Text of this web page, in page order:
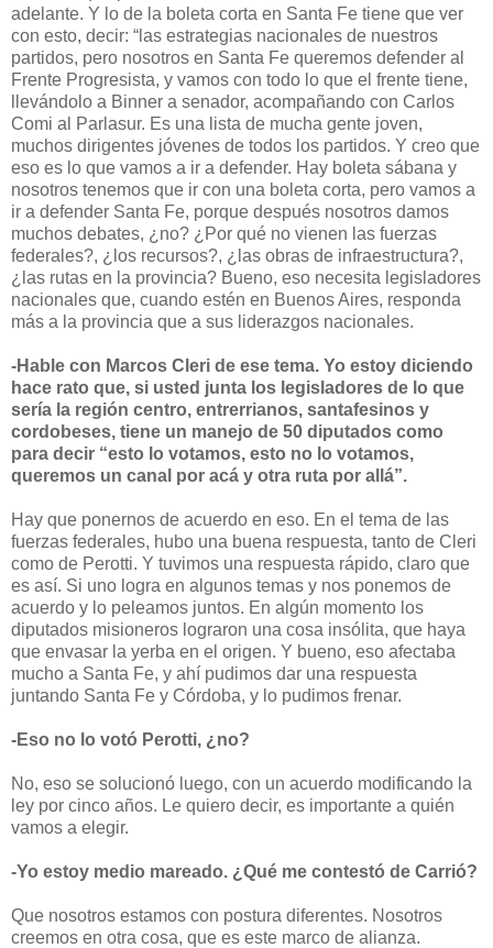
adelante. Y lo de la boleta corta en Santa Fe tiene que ver
con esto, decir: “las estrategias nacionales de nuestros
partidos, pero nosotros en Santa Fe queremos defender al
Frente Progresista, y vamos con todo lo que el frente tiene,
llevándolo a Binner a senador, acompañando con Carlos
Comi al Parlasur. Es una lista de mucha gente joven,
muchos dirigentes jóvenes de todos los partidos. Y creo que
eso es lo que vamos a ir a defender. Hay boleta sábana y
nosotros tenemos que ir con una boleta corta, pero vamos a
ir a defender Santa Fe, porque después nosotros damos
muchos debates, ¿no? ¿Por qué no vienen las fuerzas
federales?, ¿los recursos?, ¿las obras de infraestructura?,
¿las rutas en la provincia? Bueno, eso necesita legisladores
nacionales que, cuando estén en Buenos Aires, responda
más a la provincia que a sus liderazgos nacionales.
-Hable con Marcos Cleri de ese tema. Yo estoy diciendo
hace rato que, si usted junta los legisladores de lo que
sería la región centro, entrerrianos, santafesinos y
cordobeses, tiene un manejo de 50 diputados como
para decir “esto lo votamos, esto no lo votamos,
queremos un canal por acá y otra ruta por allá”.
Hay que ponernos de acuerdo en eso. En el tema de las
fuerzas federales, hubo una buena respuesta, tanto de Cleri
como de Perotti. Y tuvimos una respuesta rápido, claro que
es así. Si uno logra en algunos temas y nos ponemos de
acuerdo y lo peleamos juntos. En algún momento los
diputados misioneros lograron una cosa insólita, que haya
que envasar la yerba en el origen. Y bueno, eso afectaba
mucho a Santa Fe, y ahí pudimos dar una respuesta
juntando Santa Fe y Córdoba, y lo pudimos frenar.
-Eso no lo votó Perotti, ¿no?
No, eso se solucionó luego, con un acuerdo modificando la
ley por cinco años. Le quiero decir, es importante a quién
vamos a elegir.
-Yo estoy medio mareado. ¿Qué me contestó de Carrió?
Que nosotros estamos con postura diferentes. Nosotros
creemos en otra cosa, que es este marco de alianza.